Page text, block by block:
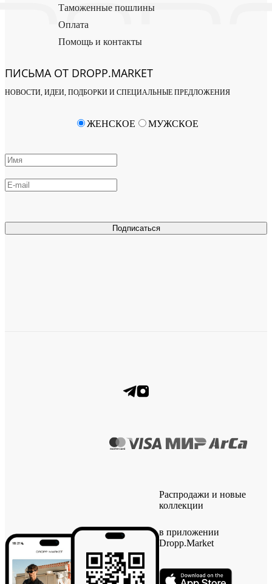
Таможенные пошлины
Оплата
Помощь и контакты
ПИСЬМА ОТ DROPP.MARKET
НОВОСТИ, ИДЕИ, ПОДБОРКИ И СПЕЦИАЛЬНЫЕ ПРЕДЛОЖЕНИЯ
Подписаться
ЖЕНСКОЕ МУЖСКОЕ
Распродажи и новые
коллекции
в приложении
Dropp.Market